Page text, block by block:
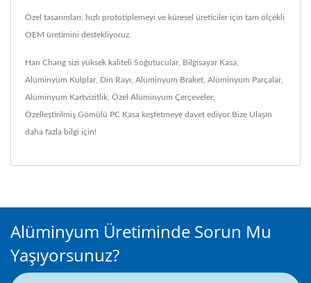
Özel tasarımları, hızlı prototiplemeyi ve küresel üreticiler için tam ölçekli
OEM üretimini destekliyoruz.
Han Chang sizi yüksek kaliteli Soğutucular, Bilgisayar Kasa
Alüminyum Kulplar, Din Rayı Alüminyum Braket Alüminyum Parçalar,
Alüminyum Kartvizitlik Özel Alüminyum Çerçeveler,
Özelleştirilmiş Gömülü PC Kasa keşfetmeye davet ediyor. Bize Ulaşın
daha fazla bilgi için!
Alüminyum Üretiminde Sorun Mu
Yaşıyorsunuz?